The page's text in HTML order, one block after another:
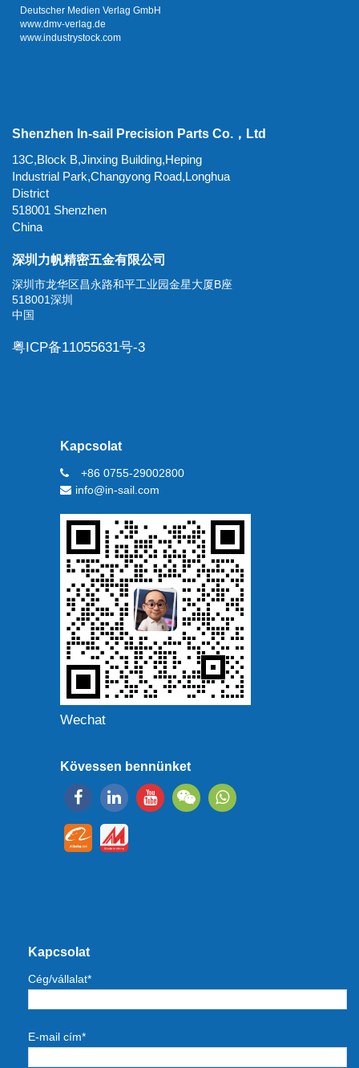
Deutscher Medien Verlag GmbH
www.dmv-verlag.de
www.industrystock.com
Shenzhen In-sail Precision Parts Co.，Ltd
13C,Block B,Jinxing Building,Heping
Industrial Park,Changyong Road,Longhua
District
518001 Shenzhen
China
深圳力帆精密五金有限公司
深圳市龙华区昌永路和平工业园金星大厦B座
518001深圳
中国
粤ICP备11055631号-3
Kapcsolat
+86 0755-29002800
info@in-sail.com
Wechat
Kövessen bennünket
Kapcsolat
Cég/vállalat*
E-mail cím*